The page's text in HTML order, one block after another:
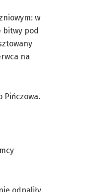
w
bitwy pod
na
Pińczowa.